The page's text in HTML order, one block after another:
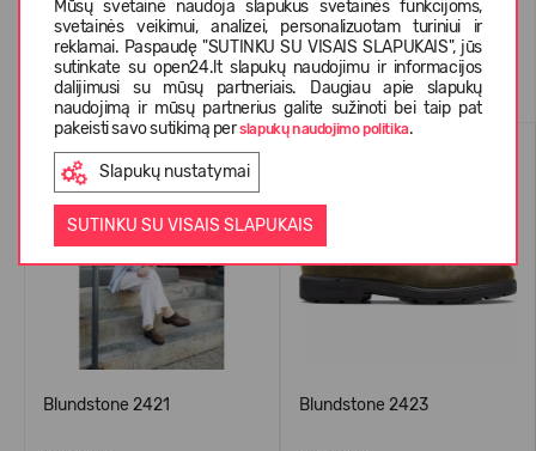
Mūsų svetainė naudoja slapukus svetainės funkcijoms,
svetainės veikimui, analizei, personalizuotam turiniui ir
reklamai. Paspaudę "SUTINKU SU VISAIS SLAPUKAIS", jūs
sutinkate su open24.lt slapukų naudojimu ir informacijos
dalijimusi su mūsų partneriais. Daugiau apie slapukų
naudojimą ir mūsų partnerius galite sužinoti bei taip pat
pakeisti savo sutikimą perslapukų naudojimo politika.
Slapukų nustatymai
SUTINKU SU VISAIS SLAPUKAIS
Panašios prekės
VASARAI
Blundstone 2421
NAUJIENA
Blundstone 2423